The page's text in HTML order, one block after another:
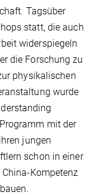
Tagsüber
statt, die auch
widerspiegeln
die Forschung zu
physikalischen
wurde
mit der
jungen
schon in einer
Kompetenz